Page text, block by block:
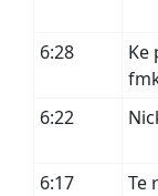
6:28
Ke
6:22
6:17
Te